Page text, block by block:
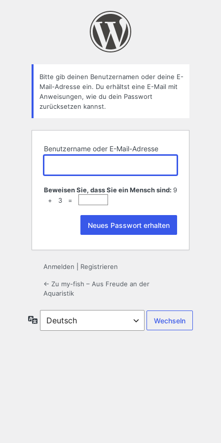
Bitte gib deinen Benutzernamen oder deine E-
Mail-Adresse ein. Du erhältst eine E-Mail mit
Anweisungen, wie du dein Passwort
zurücksetzen kannst.
Benutzername oder E-Mail-Adresse
Beweisen Sie, dass Sie ein Mensch sind: 9
+ 3 =
Anmelden Registrieren
← Zu my-fish – Aus Freude an der
Aquaristik
Sprache